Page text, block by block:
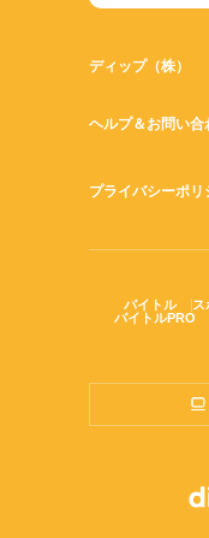
ディップ（株）
ヘルプ＆お問い合
プライバシーポリ
バイトル ス
バイトルPRO